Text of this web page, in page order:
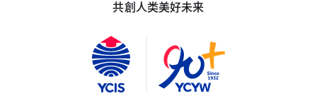
共創人类美好未来